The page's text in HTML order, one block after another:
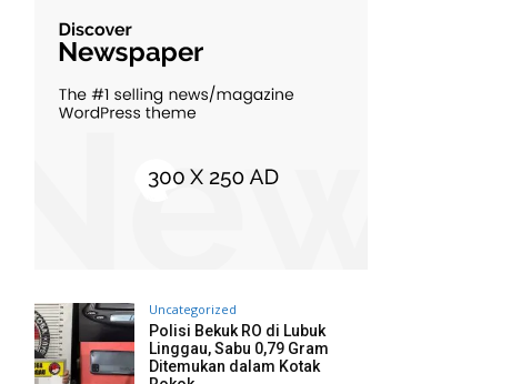
Uncategorized
Polisi Bekuk RO di Lubuk
Linggau, Sabu 0,79 Gram
Ditemukan dalam Kotak